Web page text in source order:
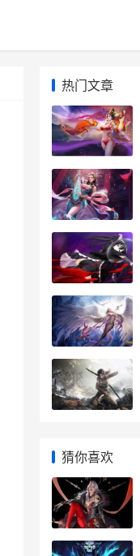
热门文章
猜你喜欢